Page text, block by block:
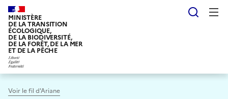
Aller
au
contenu
principal
MINISTÈRE
DE LA TRANSITION
ÉCOLOGIQUE,
DE LA BIODIVERSITÉ,
DE LA FORÊT, DE LA MER
ET DE LA PÊCHE
Voir le fil d'Ariane